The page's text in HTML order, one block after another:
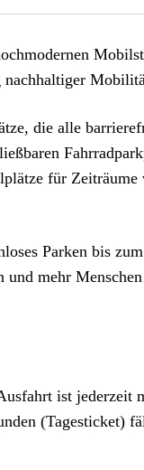
die alle
für
Parken bis
mehr
ist jederzeit
(Tagesticket)